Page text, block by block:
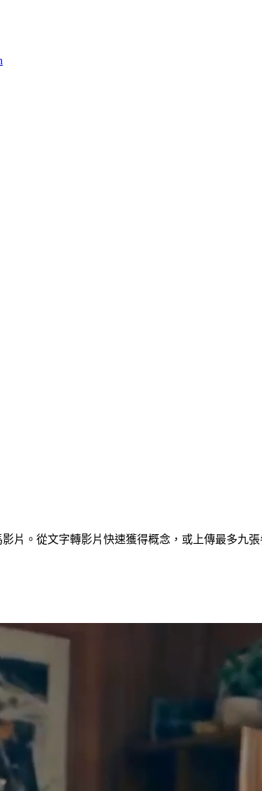
片。從文字轉影片快速獲得概念，或上傳最多九